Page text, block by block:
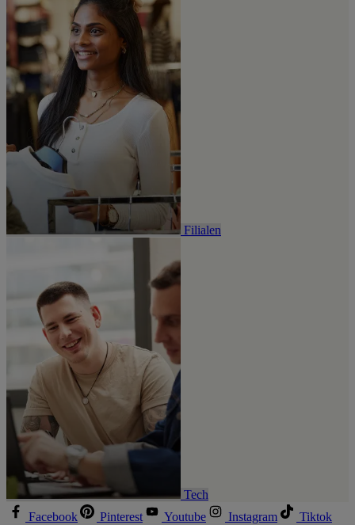
Filialen
Tech
Facebook
Pinterest Youtube Instagram Tiktok